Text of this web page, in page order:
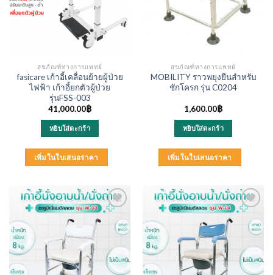
สุขภัณฑ์ทางการแพทย์
fasicare เก้าอี้เคลื่อนย้ายผู้ป่วย
ไฟฟ้า เก้าอี้ยกตัวผู้ป่วย
รุ่นFSS-003
41,000.00฿
หยิบใส่ตะกร้า
เพิ่มในใบเสนอราคา
สุขภัณฑ์ทางการแพทย์
MOBILITY ราวพยุงยืนสำหรับ
ชักโครก รุ่น C0204
1,600.00฿
หยิบใส่ตะกร้า
เพิ่มในใบเสนอราคา